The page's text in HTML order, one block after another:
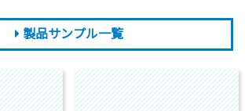
製品サンプル一覧